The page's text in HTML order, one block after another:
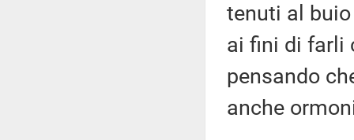
tenuti al
ai fini di farli
pensando
anche